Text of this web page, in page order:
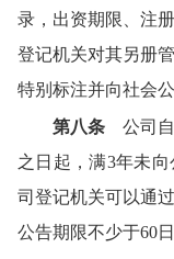
录，出资期限、注
登记机关对其另册
特别标注并向社会公
第八条 公司自
之日起，满3年未
司登记机关可以通
公告期限不少于60日